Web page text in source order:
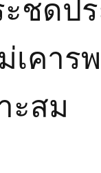
ชดป
เคาร
ะสม